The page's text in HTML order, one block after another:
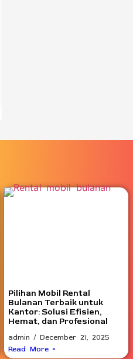
Pilihan Mobil Rental
Bulanan Terbaik untuk
Kantor: Solusi Efisien,
Hemat, dan Profesional
admin
December 21, 2025
Read More »